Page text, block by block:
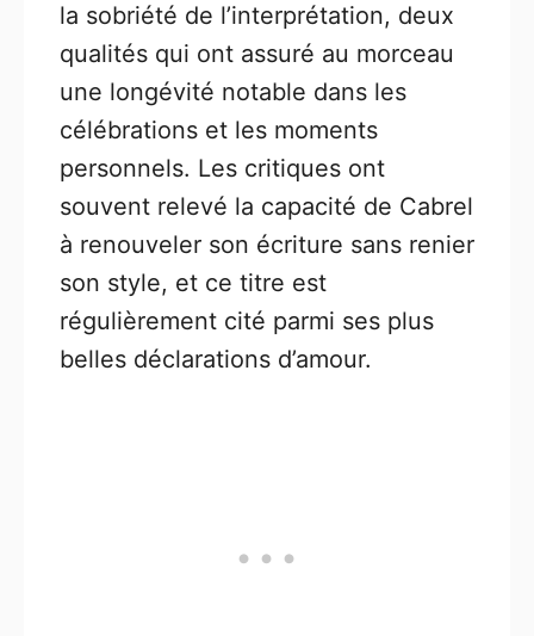
la sobriété de l’interprétation, deux
qualités qui ont assuré au morceau
une longévité notable dans les
célébrations et les moments
personnels. Les critiques ont
souvent relevé la capacité de Cabrel
à renouveler son écriture sans renier
son style, et ce titre est
régulièrement cité parmi ses plus
belles déclarations d’amour.